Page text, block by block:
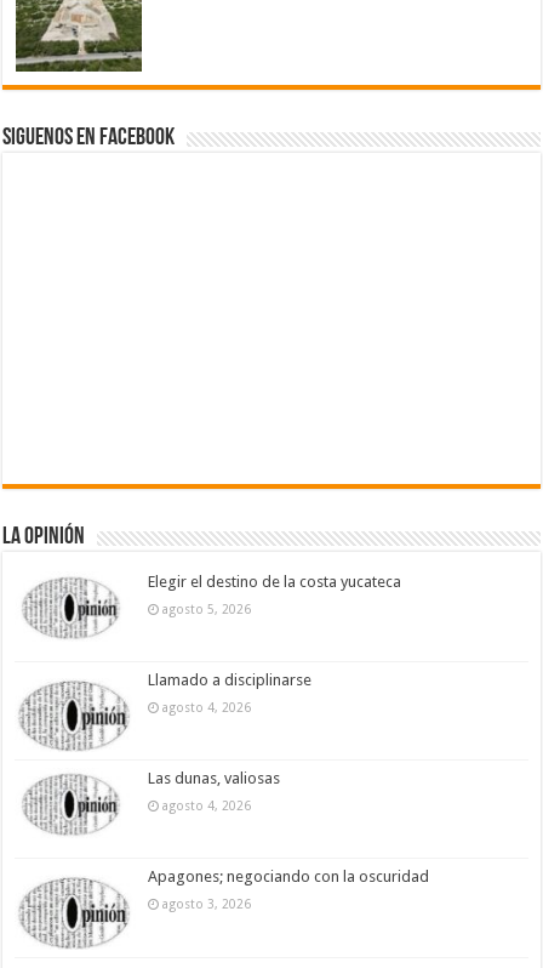
Siguenos en Facebook
La Opinión
Elegir el destino de la costa yucateca
agosto 5, 2026
Llamado a disciplinarse
agosto 4, 2026
Las dunas, valiosas
agosto 4, 2026
Apagones; negociando con la oscuridad
agosto 3, 2026